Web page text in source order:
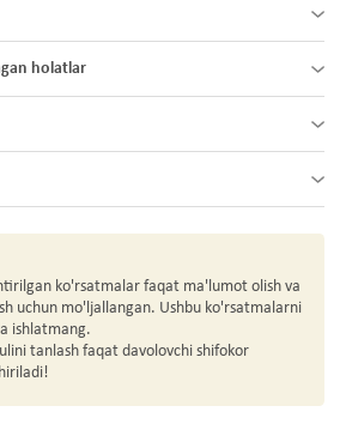
holatlar
ko'rsatmalar faqat ma'lumot olish va
uchun mo'ljallangan. Ushbu ko'rsatmalarni
ishlatmang.
tanlash faqat davolovchi shifokor